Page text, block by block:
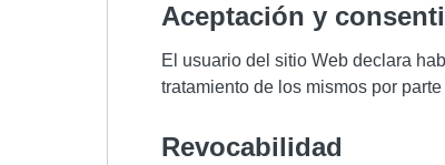
aceptación y
El usuario del sitio Web declara
tratamiento de los mismos por
revocabilidad